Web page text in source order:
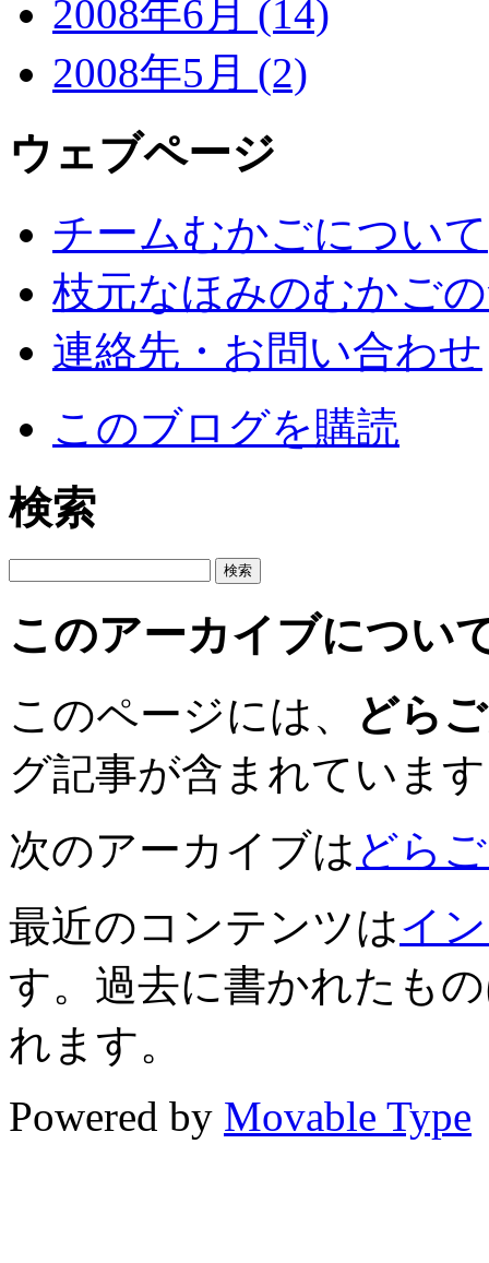
2008年6月 (14)
2008年5月 (2)
ウェブページ
チームむかごについて
枝元なほみのむかご
連絡先・お問い合わせ
このブログを購読
検索
このアーカイブについ
このページには、
どら
グ記事が含まれていま
次のアーカイブは どら
最近のコンテンツはイ
す。過去に書かれたも
れます。
Powered by Movable Type